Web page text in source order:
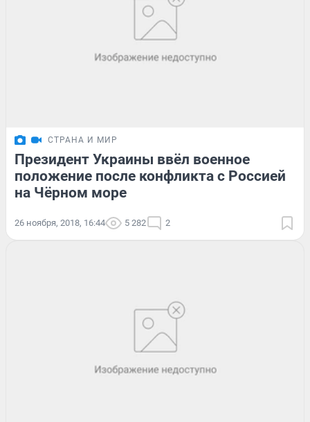
СТРАНА И МИР
Президент Украины ввёл военное
положение после конфликта с Россией
на Чёрном море
26 ноября, 2018, 16:44 5 282 2